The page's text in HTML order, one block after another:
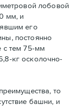
лобовой
мм, и
его
постоянно
с тем 75-мм
кг осколочно-
то
башни, и